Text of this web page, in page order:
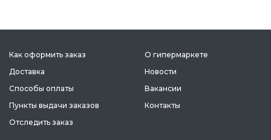
Как оформить заказ
Доставка
Способы оплаты
Пункты выдачи заказов
Отследить заказ
О гипермаркете
Новости
Вакансии
Контакты